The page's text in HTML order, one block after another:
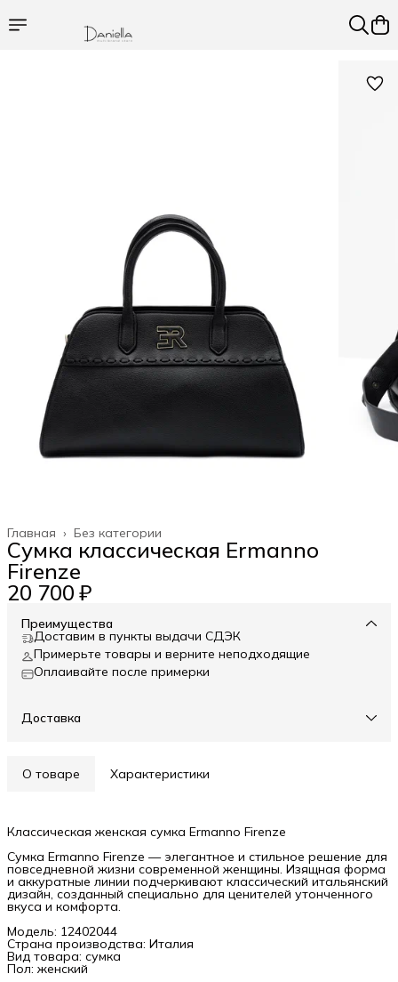
Без категории
Главная ›
Сумка классическая Ermanno
Firenze
20 700 ₽
Преимущества
Доставим в пункты выдачи СДЭК
Примерьте товары и верните неподходящие
Оплаивайте после примерки
Доставка
О товаре Характеристики
Классическая женская сумка Ermanno Firenze
Сумка Ermanno Firenze — элегантное и стильное решение для
повседневной жизни современной женщины. Изящная форма
и аккуратные линии подчеркивают классический итальянский
дизайн, созданный специально для ценителей утонченного
вкуса и комфорта.
Модель: 12402044
Страна производства: Италия
Вид товара: сумка
Пол: женский